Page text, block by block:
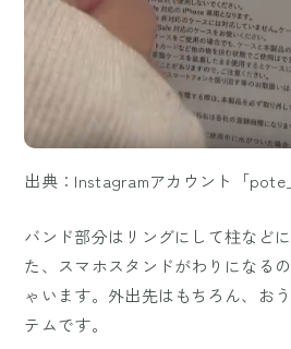
出典：Instagramアカウント「
バンド部分はリングにして柱など
た、スマホスタンドがわりになる
ゃいます。外出先はもちろん、お
テムです。